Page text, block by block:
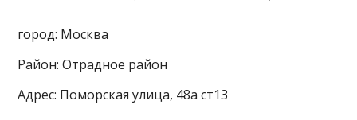
город: Москва
Район: Отрадное район
Адрес: Поморская улица, 48а ст13